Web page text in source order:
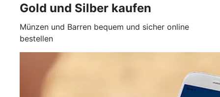
Gold und Silber kaufen
Münzen und Barren bequem und sicher online
bestellen